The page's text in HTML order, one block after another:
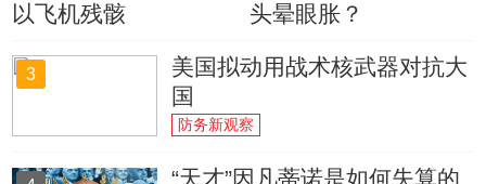
以飞机残骸
头晕眼胀？
3
美国拟动用战术核武器对抗大
国
防务新观察
“天才”因凡蒂诺是如何失算的